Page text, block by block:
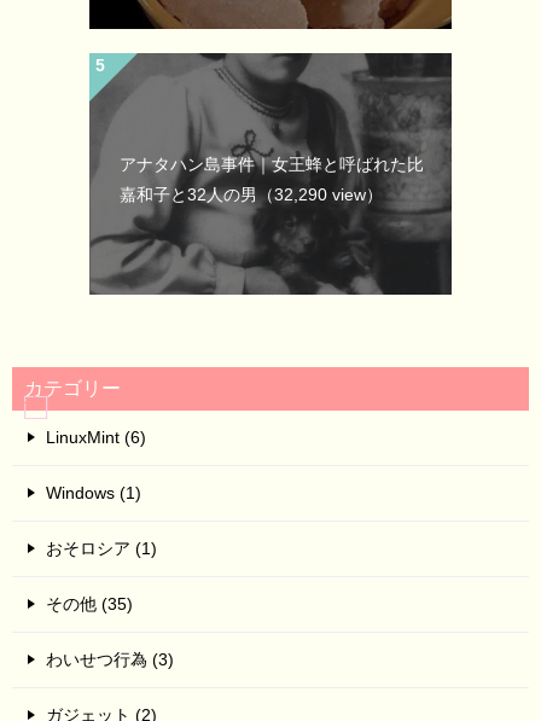
アナタハン島事件｜女王蜂と呼ばれた比
嘉和子と32人の男（32,290 view）
カテゴリー
LinuxMint (6)
Windows (1)
おそロシア (1)
その他 (35)
わいせつ行為 (3)
ガジェット (2)